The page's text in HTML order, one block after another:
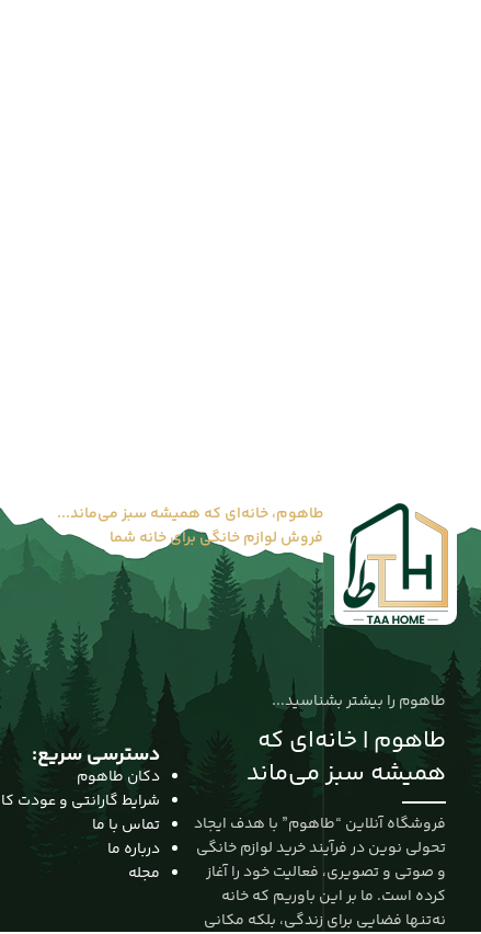
طاهوم، خانه‌ای که همیشه سبز می‌ماند...
فروش لوازم خانگی برای خانه شما
طاهوم را بیشتر بشناسید...
طاهوم | خانه‌ای که
همیشه سبز می‌ماند
فروشگاه آنلاین “طاهوم” با هدف ایجاد
تحولی نوین در فرآیند خرید لوازم خانگی
و صوتی و تصویری، فعالیت خود را آغاز
کرده است. ما بر این باوریم که خانه
نه‌تنها فضایی برای زندگی، بلکه مکانی
دسترسی سریع:
دکان طاهوم
شرایط گارانتی و عودت
تماس با ما
درباره ما
مجله